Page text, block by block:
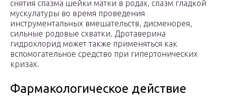
снятия спазма шейки матки в родах, спазм гладкой
мускулатуры во время проведения
инструментальных вмешательств, дисменорея,
сильные родовые схватки. Дротаверина
гидрохлорид может также применяться как
вспомогательное средство при гипертонических
кризах.
Фармакологическое действие